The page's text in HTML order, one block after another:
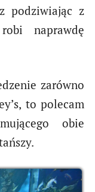
podziwiając z
naprawdę
zarówno
to polecam
obie